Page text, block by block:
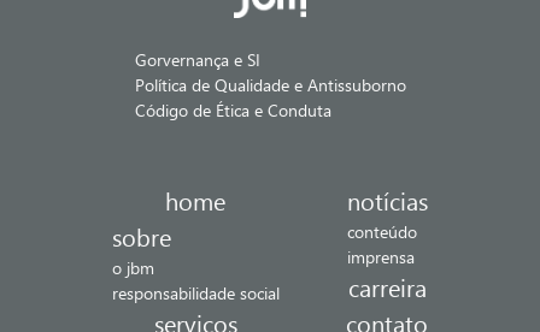
Gorvernança e SI
Política de Qualidade e Antissuborno
Código de Ética e Conduta
home
sobre
o jbm
responsabilidade social
serviços
notícias
conteúdo
imprensa
carreira
contato